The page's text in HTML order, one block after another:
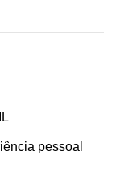
pessoal